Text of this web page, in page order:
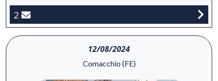
2
12/08/2024
Comacchio (FE)